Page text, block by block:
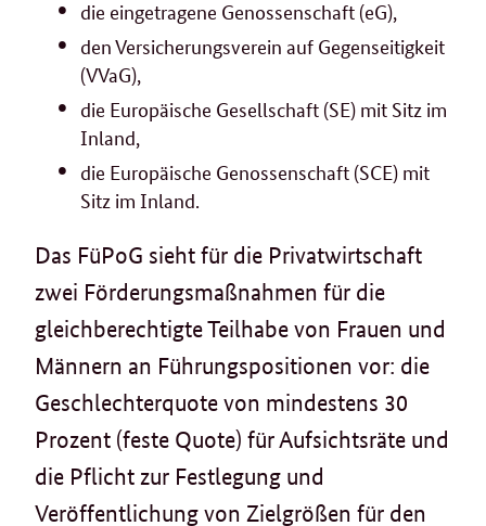
die eingetragene Genossenschaft (eG),
den Versicherungsverein auf Gegenseitigkeit
(VVaG),
die Europäische Gesellschaft (SE) mit Sitz im
Inland,
die Europäische Genossenschaft (SCE) mit
Sitz im Inland.
Das FüPoG sieht für die Privatwirtschaft
zwei Förderungsmaßnahmen für die
gleichberechtigte Teilhabe von Frauen und
Männern an Führungspositionen vor: die
Geschlechterquote von mindestens 30
Prozent (feste Quote) für Aufsichtsräte und
die Pflicht zur Festlegung und
Veröffentlichung von Zielgrößen für den